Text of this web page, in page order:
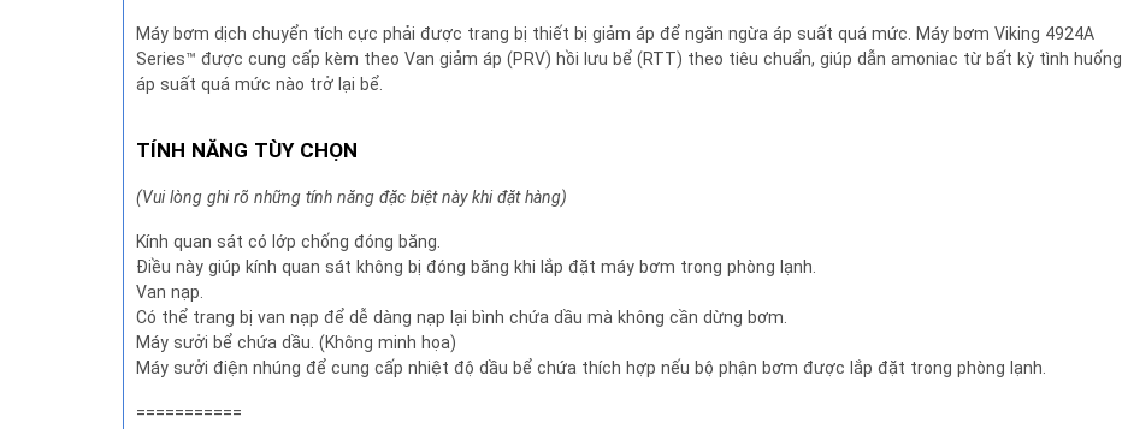
Máy bơm dịch chuyển tích cực phải được trang bị thiết bị giảm áp để ngăn ngừa áp suất quá mức. Máy bơm Viking 4924A
Series™ được cung cấp kèm theo Van giảm áp (PRV) hồi lưu bể (RTT) theo tiêu chuẩn, giúp dẫn amoniac từ bất kỳ tình huống
áp suất quá mức nào trở lại bể.
TÍNH NĂNG TÙY CHỌN
(Vui lòng ghi rõ những tính năng đặc biệt này khi đặt hàng)
Kính quan sát có lớp chống đóng băng.
Điều này giúp kính quan sát không bị đóng băng khi lắp đặt máy bơm trong phòng lạnh.
Van nạp.
Có thể trang bị van nạp để dễ dàng nạp lại bình chứa dầu mà không cần dừng bơm.
Máy sưởi bể chứa dầu. (Không minh họa)
Máy sưởi điện nhúng để cung cấp nhiệt độ dầu bể chứa thích hợp nếu bộ phận bơm được lắp đặt trong phòng lạnh.
===========